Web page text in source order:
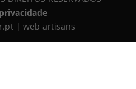
| web artisans